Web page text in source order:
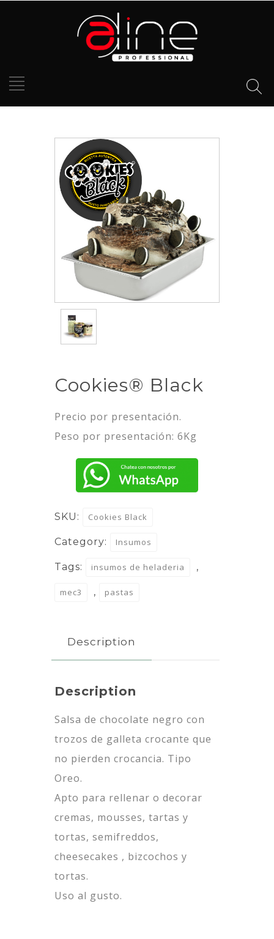
Cookies® Black
Precio por presentación.
Peso por presentación: 6Kg
SKU: Cookies Black
Category: Insumos
Tags: insumos de heladeria ,
mec3 , pastas
Description
Description
Salsa de chocolate negro con
trozos de galleta crocante que
no pierden crocancia. Tipo
Oreo.
Apto para rellenar o decorar
cremas, mousses, tartas y
tortas, semifreddos,
cheesecakes , bizcochos y
tortas.
Uso al gusto.